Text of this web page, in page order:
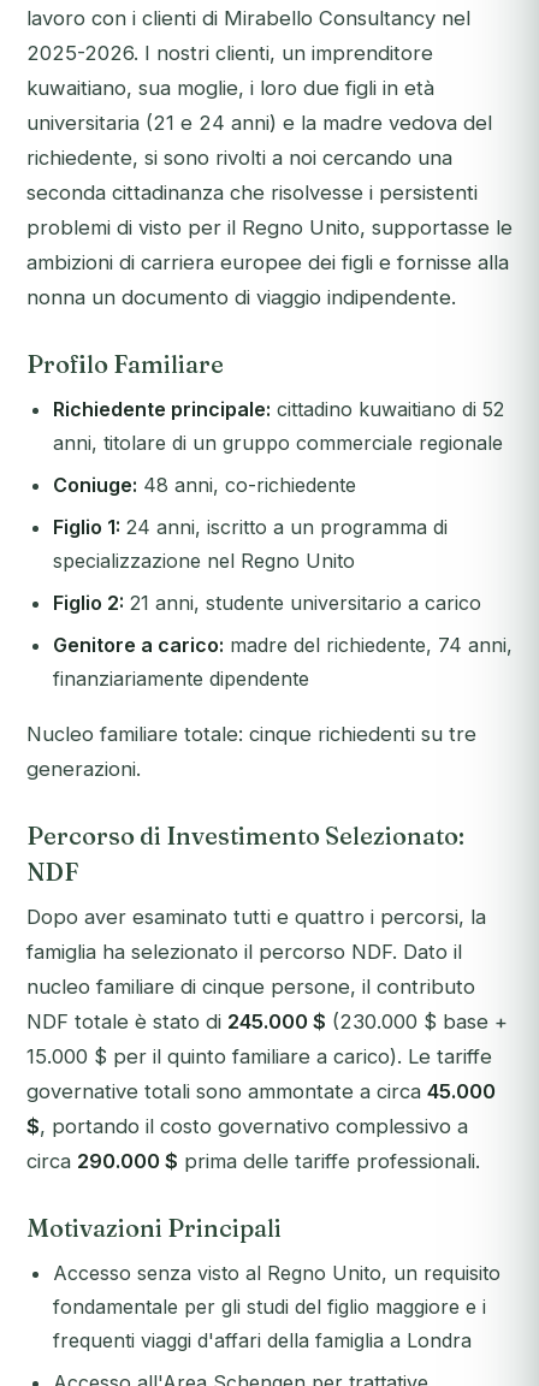
lavoro con i clienti di Mirabello Consultancy nel
2025-2026. I nostri clienti, un imprenditore
kuwaitiano, sua moglie, i loro due figli in età
universitaria (21 e 24 anni) e la madre vedova del
richiedente, si sono rivolti a noi cercando una
seconda cittadinanza che risolvesse i persistenti
problemi di visto per il Regno Unito, supportasse le
ambizioni di carriera europee dei figli e fornisse alla
nonna un documento di viaggio indipendente.
Profilo Familiare
Richiedente principale: cittadino kuwaitiano di 52
anni, titolare di un gruppo commerciale regionale
Coniuge: 48 anni, co-richiedente
Figlio 1: 24 anni, iscritto a un programma di
specializzazione nel Regno Unito
Figlio 2: 21 anni, studente universitario a carico
Genitore a carico: madre del richiedente, 74 anni,
finanziariamente dipendente
Nucleo familiare totale: cinque richiedenti su tre
generazioni.
Percorso di Investimento Selezionato:
NDF
Dopo aver esaminato tutti e quattro i percorsi, la
famiglia ha selezionato il percorso NDF. Dato il
nucleo familiare di cinque persone, il contributo
NDF totale è stato di 245.000 $ (230.000 $ base +
15.000 $ per il quinto familiare a carico). Le tariffe
governative totali sono ammontate a circa 45.000
$, portando il costo governativo complessivo a
circa 290.000 $ prima delle tariffe professionali.
Motivazioni Principali
Accesso senza visto al Regno Unito, un requisito
fondamentale per gli studi del figlio maggiore e i
frequenti viaggi d'affari della famiglia a Londra